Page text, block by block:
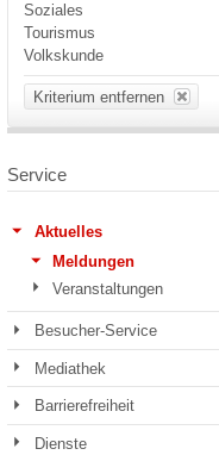
Soziales
Tourismus
Volkskunde
Kriterium entfernen
Service
Aktuelles
Meldungen
Veranstaltungen
Besucher-Service
Mediathek
Barrierefreiheit
Dienste